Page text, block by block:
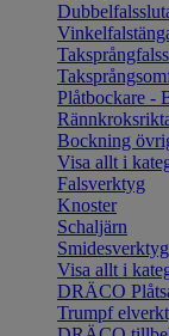
Plåtbockare -
Bockning
Visa allt i
Falsverktyg
Knoster
Schaljärn
Smidesverktyg
Visa allt i
DRÄCO
Trumpf